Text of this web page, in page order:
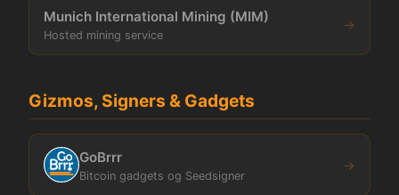
Munich International Mining (MIM)
Hosted mining service
→
Gizmos, Signers & Gadgets
GoBrrr
Bitcoin gadgets og Seedsigner
→